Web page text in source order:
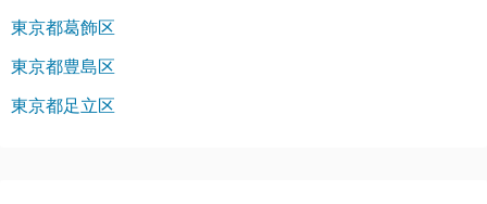
東京都葛飾区
東京都豊島区
東京都足立区